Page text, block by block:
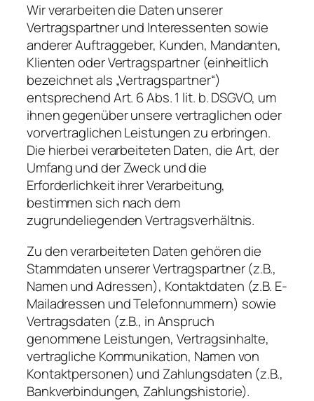
Wir verarbeiten die Daten unserer
Vertragspartner und Interessenten sowie
anderer Auftraggeber, Kunden, Mandanten,
Klienten oder Vertragspartner (einheitlich
bezeichnet als „Vertragspartner“)
entsprechend Art. 6 Abs. 1 lit. b. DSGVO, um
ihnen gegenüber unsere vertraglichen oder
vorvertraglichen Leistungen zu erbringen.
Die hierbei verarbeiteten Daten, die Art, der
Umfang und der Zweck und die
Erforderlichkeit ihrer Verarbeitung,
bestimmen sich nach dem
zugrundeliegenden Vertragsverhältnis.
Zu den verarbeiteten Daten gehören die
Stammdaten unserer Vertragspartner (z.B.,
Namen und Adressen), Kontaktdaten (z.B. E-
Mailadressen und Telefonnummern) sowie
Vertragsdaten (z.B., in Anspruch
genommene Leistungen, Vertragsinhalte,
vertragliche Kommunikation, Namen von
Kontaktpersonen) und Zahlungsdaten (z.B.,
Bankverbindungen, Zahlungshistorie).